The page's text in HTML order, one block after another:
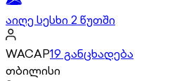
აიღე სესხი 2 წუთში
WACAP19 განცხადება
თბილისი